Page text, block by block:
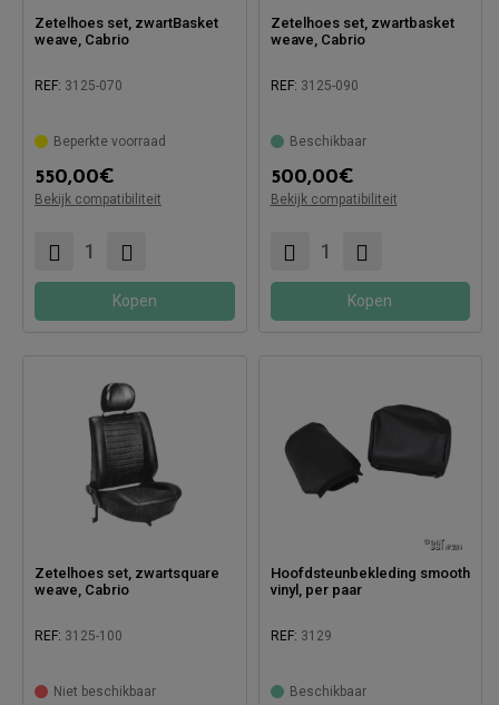
Zetelhoes set, zwartBasket
weave, Cabrio
REF: 3125-070
Beperkte voorraad
550,00€
Bekijk compatibiliteit
Compatibel met:
Kopen
Zetelhoes set, zwartbasket
weave, Cabrio
REF: 3125-090
Beschikbaar
500,00€
Bekijk compatibiliteit
Compatibel met:
Kopen
Zetelhoes set, zwartsquare
weave, Cabrio
REF: 3125-100
Niet beschikbaar
Hoofdsteunbekleding smooth
vinyl, per paar
REF: 3129
Beschikbaar